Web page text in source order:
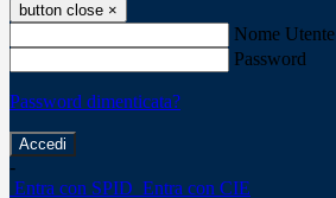
button close ×
Nome Utente
Password
Password dimenticata?
-
Entra con SPID Entra con CIE